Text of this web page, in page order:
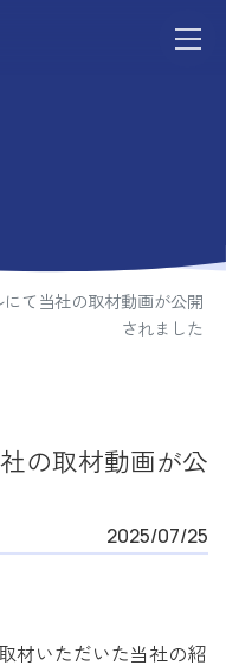
て当社の取材動画が公開
されました
の取材動画が公
2025/07/25
材いただいた当社の紹